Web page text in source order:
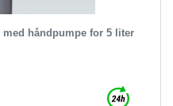
håndpumpe for 5 liter